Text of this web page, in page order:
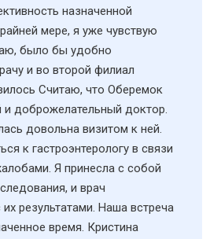
назначенной
мере, я уже чувствую
было бы удобно
и во второй филиал
Считаю, что Оберемок
и доброжелательный доктор.
довольна визитом к ней.
к гастроэнтерологу в связи
Я принесла с собой
и врач
результатами. Наша встреча
время. Кристина